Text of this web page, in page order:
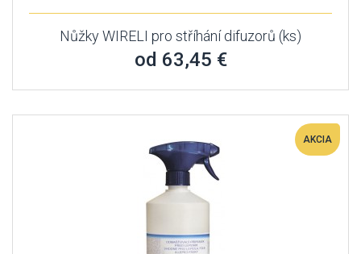
Nůžky WIRELI pro stříhání difuzorů (ks)
od 63,45 €
AKCIA